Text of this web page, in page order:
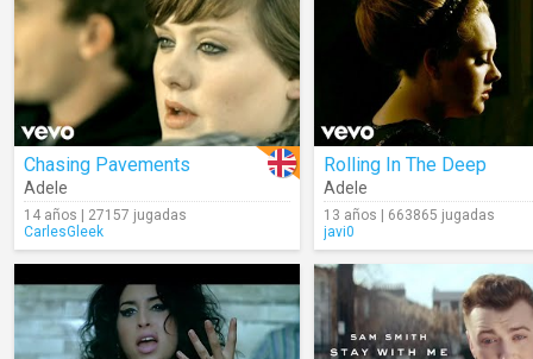
Chasing Pavements
Adele
14 años | 27157 jugadas
CarlesGleek
Rolling In The Deep
Adele
13 años | 663865 jugadas
javi0